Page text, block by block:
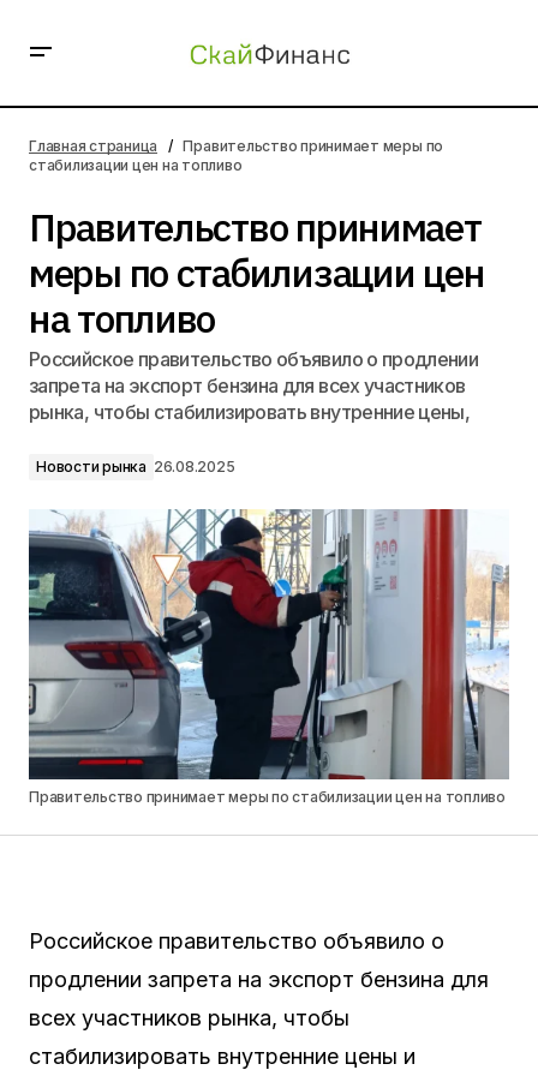
на топливо
Главная страница
Правительство принимает меры по
стабилизации цен на топливо
Правительство принимает
меры по стабилизации цен
на топливо
Российское правительство объявило о продлении
запрета на экспорт бензина для всех участников
рынка, чтобы стабилизировать внутренние цены,
Новости рынка 26.08.2025
Правительство принимает меры по стабилизации цен на топливо
Российское правительство объявило о
продлении запрета на экспорт бензина для
всех участников рынка, чтобы
стабилизировать внутренние цены и